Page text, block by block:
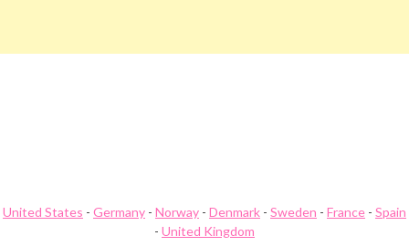
United States - Germany - Norway - Denmark - Sweden - France - Spain
- United Kingdom